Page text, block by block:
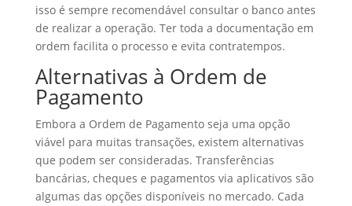
isso é sempre recomendável consultar o banco antes
de realizar a operação. Ter toda a documentação em
ordem facilita o processo e evita contratempos.
Alternativas à Ordem de
Pagamento
Embora a Ordem de Pagamento seja uma opção
viável para muitas transações, existem alternativas
que podem ser consideradas. Transferências
bancárias, cheques e pagamentos via aplicativos são
algumas das opções disponíveis no mercado. Cada